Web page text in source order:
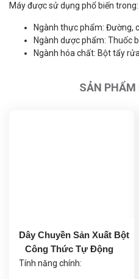
Máy được sử dụng phổ biến trong:
Ngành thực phẩm: Đường,
Ngành dược phẩm: Thuốc
Ngành hóa chất: Bột tẩy
SẢN PHẨM
Dây Chuyền Sản Xuất Bột
Công Thức Tự Động
Tính năng chính: